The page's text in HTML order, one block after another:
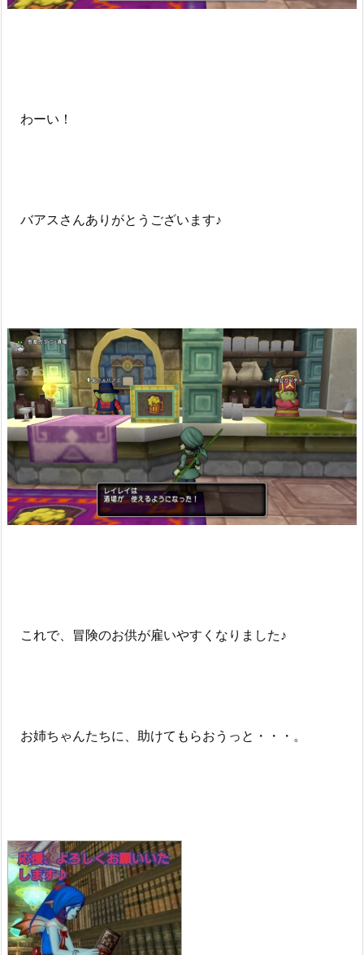
わーい！
バアスさんありがとうございます♪
これで、冒険のお供が雇いやすくなりました♪
お姉ちゃんたちに、助けてもらおうっと・・・。